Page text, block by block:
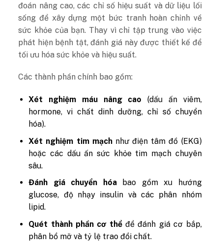
đoán nâng cao, các chỉ số hiệu suất và dữ liệu lối
sống để xây dựng một bức tranh hoàn chỉnh về
sức khỏe của bạn. Thay vì chỉ tập trung vào việc
phát hiện bệnh tật, đánh giá này được thiết kế để
tối ưu hóa sức khỏe và hiệu suất.
Các thành phần chính bao gồm:
Xét nghiệm máu nâng cao (dấu ấn viêm,
hormone, vi chất dinh dưỡng, chỉ số chuyển
hóa).
Xét nghiệm tim mạchnhư điện tâm đồ (EKG)
hoặc các dấu ấn sức khỏe tim mạch chuyên
sâu.
Đánh giá chuyển hóabao gồm xu hướng
glucose, độ nhạy insulin và các phân nhóm
lipid.
Quét thành phần cơ thểđể đánh giá cơ bắp,
phân bổ mỡ và tỷ lệ trao đổi chất.